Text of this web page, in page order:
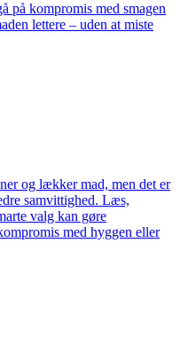
på kompromis med smagen
lettere – uden at miste
og lækker mad, men det er
samvittighed. Læs,
valg kan gøre
med hyggen eller